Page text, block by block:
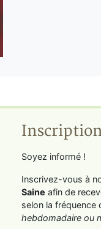
Soyez informé !
Inscrivez-vous à
Saine afin de
selon la fréquence
hebdomadaire ou